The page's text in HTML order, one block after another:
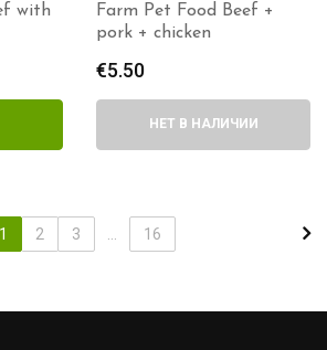
with
Farm Pet Food Beef +
pork + chicken
€5.50
НЕТ В НАЛИЧИИ
1 2 3 16